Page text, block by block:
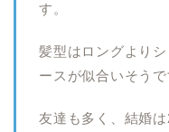
す。
髪型はロングより
ースが似合いそうで
友達も多く、結婚